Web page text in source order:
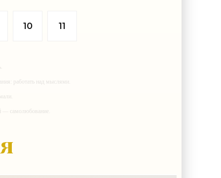
10 11
работать над мыслями.
— самолюбование.